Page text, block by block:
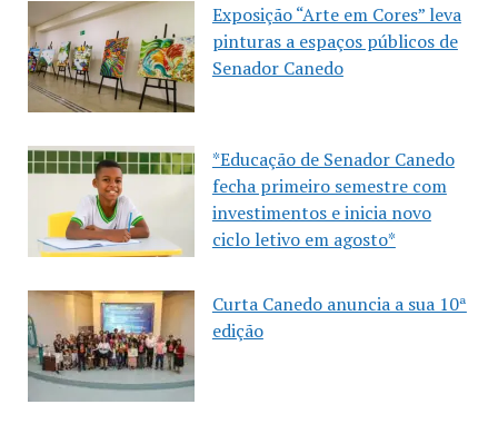
Exposição “Arte em Cores” leva
pinturas a espaços públicos de
Senador Canedo
*Educação de Senador Canedo
fecha primeiro semestre com
investimentos e inicia novo
ciclo letivo em agosto*
Curta Canedo anuncia a sua 10ª
edição